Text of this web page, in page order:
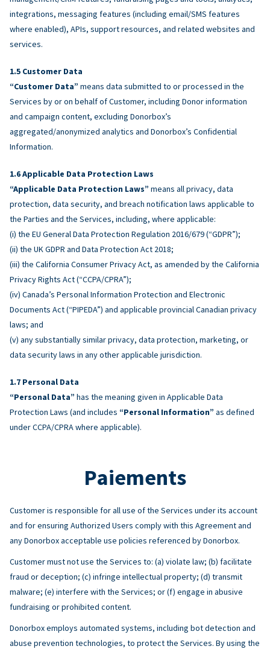
integrations, messaging features (including email/SMS features
where enabled), APIs, support resources, and related websites and
services.
Customer Data
“Customer Data” means data submitted to or processed in the
Services by or on behalf of Customer, including Donor information
and campaign content, excluding Donorbox’s
aggregated/anonymized analytics and Donorbox’s Confidential
Information.
Applicable Data Protection Laws
“Applicable Data Protection Laws” means all privacy, data
protection, data security, and breach notification laws applicable to
the Parties and the Services, including, where applicable:
(i) the EU General Data Protection Regulation 2016/679 (“GDPR”);
(ii) the UK GDPR and Data Protection Act 2018;
(iii) the California Consumer Privacy Act, as amended by the California
Privacy Rights Act (“CCPA/CPRA”);
(iv) Canada’s Personal Information Protection and Electronic
Documents Act (“PIPEDA”) and applicable provincial Canadian privacy
laws; and
(v) any substantially similar privacy, data protection, marketing, or
data security laws in any other applicable jurisdiction.
Personal Data
“Personal Data” has the meaning given in Applicable Data
Protection Laws (and includes “Personal Information” as defined
under CCPA/CPRA where applicable).
Paiements
Customer is responsible for all use of the Services under its account
and for ensuring Authorized Users comply with this Agreement and
any Donorbox acceptable use policies referenced by Donorbox.
Customer must not use the Services to: (a) violate law; (b) facilitate
fraud or deception; (c) infringe intellectual property; (d) transmit
malware; (e) interfere with the Services; or (f) engage in abusive
fundraising or prohibited content.
Donorbox employs automated systems, including bot detection and
abuse prevention technologies, to protect the Services. By using the